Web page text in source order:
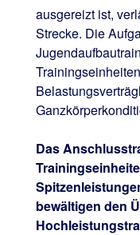
ausgereizt ist,
Strecke. Die
Das
bewältigen den